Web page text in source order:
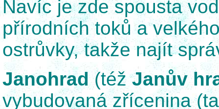
Navíc je zde spousta
přírodních toků a
ostrůvky, takže najít
Janohrad(téžJanův
vybudovaná zřícenina